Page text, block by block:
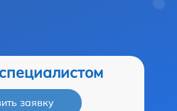
заявку